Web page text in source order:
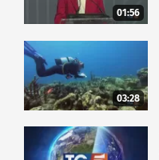
01:56
03:28